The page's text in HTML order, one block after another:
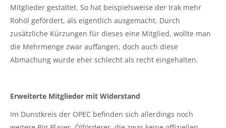
Mitglieder gestaltet. So hat beispielsweise der Irak mehr
Rohöl gefördert, als eigentlich ausgemacht. Durch
zusätzliche Kürzungen für dieses eine Mitglied, wollte man
die Mehrmenge zwar auffangen, doch auch diese
Abmachung wurde eher schlecht als recht eingehalten.
Erweiterte Mitglieder mit Widerstand
Im Dunstkreis der OPEC befinden sich allerdings noch